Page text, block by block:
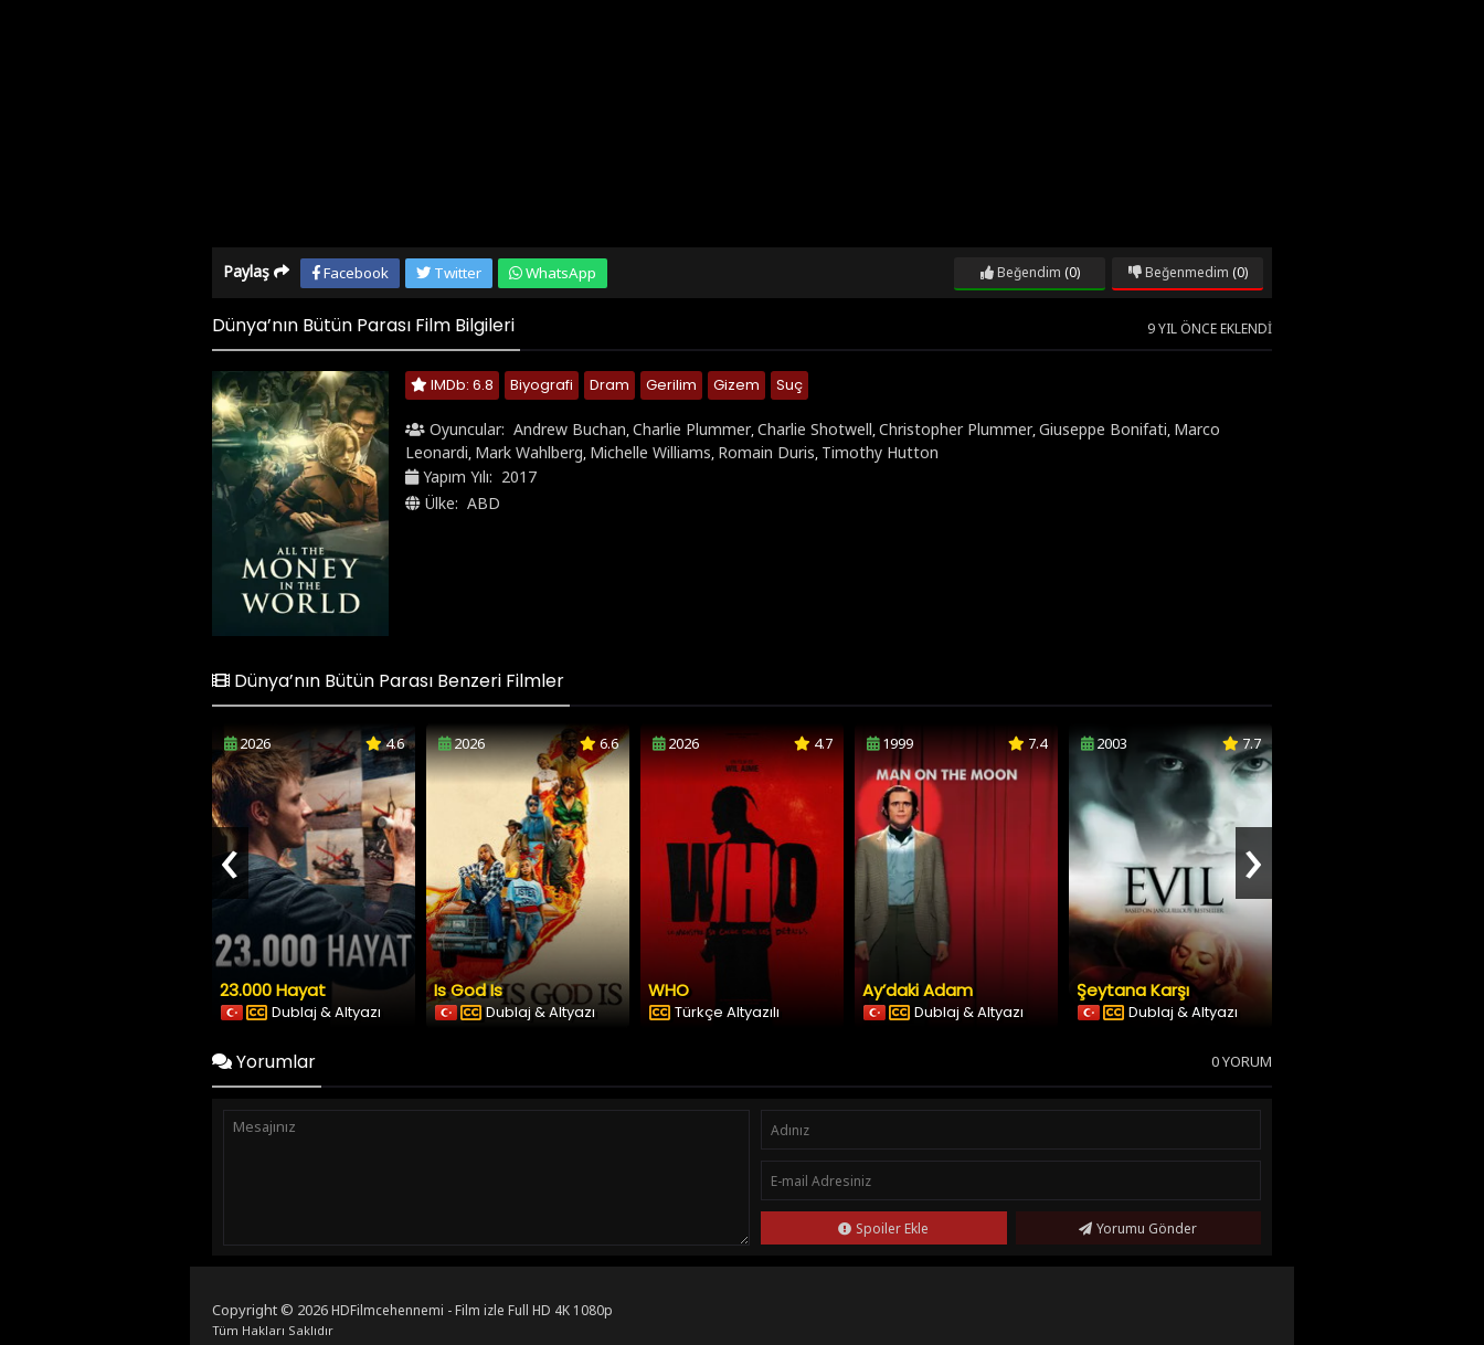
Paylaş Facebook Twitter WhatsApp Beğendim (0) Beğenmedim (0)
Dünya’nın Bütün Parası Film Bilgileri 9 YIL ÖNCE EKLENDI
IMDb: 6.8 Biyografi Dram Gerilim Gizem Suç
Oyuncular: Andrew Buchan,Charlie Plummer,Charlie Shotwell,Christopher Plummer,Giuseppe Bonifati, Marco
Leonardi, Mark Wahlberg, Michelle Williams, Romain Duris, Timothy Hutton
Yapım Yılı: 2017
Ülke: ABD
Dünya’nın Bütün Parası Benzeri Filmler
2026 4.6
23.000 Hayat
Dublaj & Altyazı
2026 6.6
Is God Is
Dublaj & Altyazı
2026 4.7
WHO
Türkçe Altyazılı
1999 7.4
Ay’daki Adam
Dublaj & Altyazı
2003 7.7
Şeytana Karşı
Dublaj & Altyazı
‹ ›
Yorumlar 0 YORUM
Spoiler Ekle Yorumu Gönder
Copyright © 2026HDFilmcehennemi - Film izle Full HD 4K 1080p
Tüm Hakları Saklıdır